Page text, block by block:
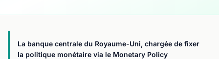
La banque centrale du Royaume-Uni, chargée de fixer
la politique monétaire via le Monetary Policy